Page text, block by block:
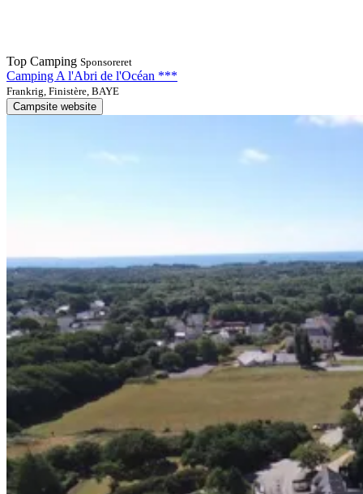
Top Camping Sponsoreret
Camping A l'Abri de l'Océan ***
Frankrig, Finistère, BAYE
Campsite website